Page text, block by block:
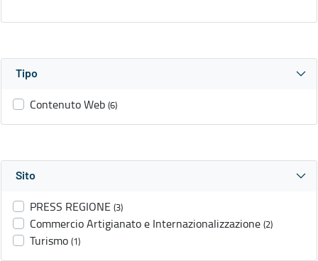
Tipo
Contenuto Web (6)
Sito
PRESS REGIONE (3)
Commercio Artigianato e Internazionalizzazione (2)
Turismo (1)